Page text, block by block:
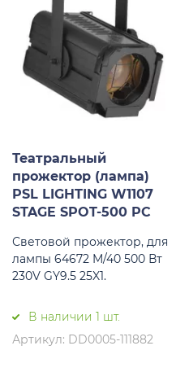
Театральный
прожектор (лампа)
PSL LIGHTING W1107
STAGE SPOT-500 PC
Световой прожектор, для
лампы 64672 M/40 500 Вт
230V GY9.5 25X1.
В наличии 1 шт.
Артикул: DD0005-111882